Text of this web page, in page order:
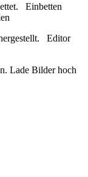
Einbetten
Editor
Lade Bilder hoch